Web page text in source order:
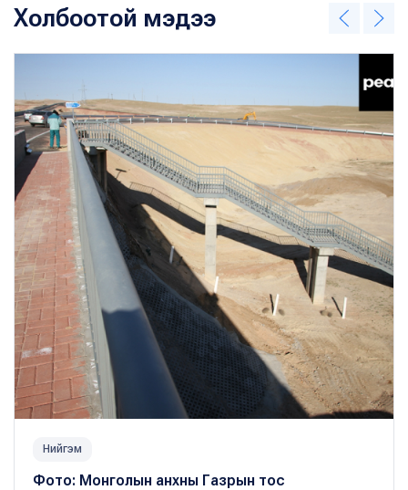
Холбоотой мэдээ
Нийгэм
Фото: Монголын анхны Газрын тос